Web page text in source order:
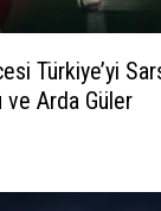
Türkiye’yi
ve Arda Güler